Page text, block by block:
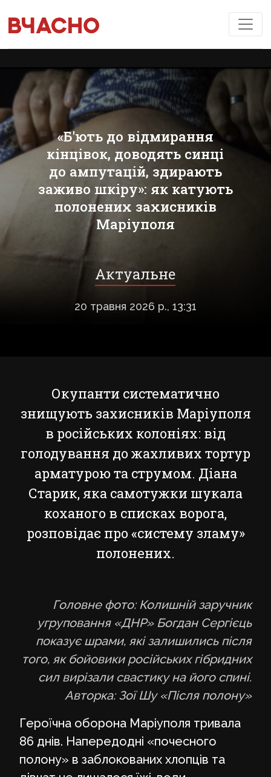
«Б'ють до відмирання
кінцівок, доводять синці
до ампутацій, здирають
заживо шкіру»: як катують
полонених захисників
Маріуполя
Актуальне
20 травня 2026 р., 13:31
Окупанти систематично
знищують захисників Маріуполя
в російських колоніях: від
голодування до жахливих тортур
арматурою та струмом. Діана
Старик, яка самотужки шукала
коханого в списках ворога,
розповідає про «систему зламу»
полонених.
Головне фото: Колишній заручник
угруповання «ДНР» Богдан Сергієць
показує шрами, які залишились після
того, як бойовики російських гібридних
сил вирізали свастику на його спині.
Авторка: Зої Шу «Після полону»
Героїчна оборона Маріуполя тривала
86 днів. Напередодні «почесного
полону» в заблокованих хлопців та